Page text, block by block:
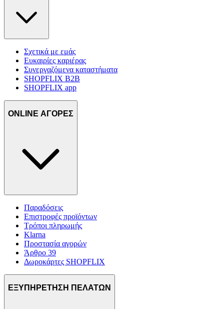
Σχετικά με εμάς
Ευκαιρίες καριέρας
Συνεργαζόμενα καταστήματα
SHOPFLIX B2B
SHOPFLIX app
ONLINE ΑΓΟΡΕΣ
Παραδόσεις
Επιστροφές προϊόντων
Τρόποι πληρωμής
Klarna
Προστασία αγορών
Άρθρο 39
Δωροκάρτες SHOPFLIX
ΕΞΥΠΗΡΕΤΗΣΗ ΠΕΛΑΤΩΝ